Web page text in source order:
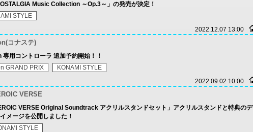
Music Collection ～Op.3～」の発売が決定！
STYLE
2022.12.07 13:00
コナステ)
用コントローラ 追加予約開始！！
GRAND PRIX
KONAMI STYLE
2022.09.02 10:00
VERSE
VERSE Original Soundtrack アクリルスタンドセット」アクリルスタンドと特典のデ
メージを公開しました！
STYLE